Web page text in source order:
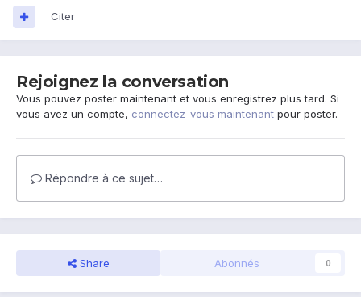
Citer
Rejoignez la conversation
Vous pouvez poster maintenant et vous enregistrez plus tard. Si
vous avez un compte, connectez-vous maintenant pour poster.
Répondre à ce sujet…
Share Abonnés 0